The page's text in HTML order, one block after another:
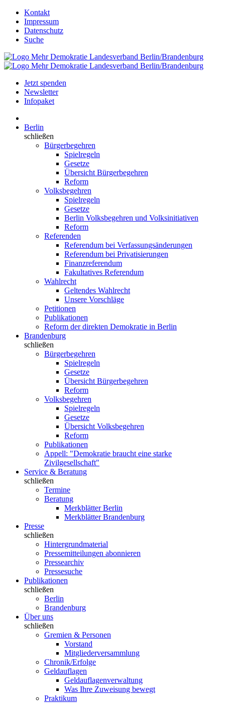
Kontakt
Impressum
Datenschutz
Suche
Jetzt spenden
Newsletter
Infopaket
Berlin
schließen
Bürgerbegehren
Spielregeln
Gesetze
Übersicht Bürgerbegehren
Reform
Volksbegehren
Spielregeln
Gesetze
Berlin Volksbegehren und Volksinitiativen
Reform
Referenden
Referendum bei Verfassungsänderungen
Referendum bei Privatisierungen
Finanzreferendum
Fakultatives Referendum
Wahlrecht
Geltendes Wahlrecht
Unsere Vorschläge
Petitionen
Publikationen
Reform der direkten Demokratie in Berlin
Brandenburg
schließen
Bürgerbegehren
Spielregeln
Gesetze
Übersicht Bürgerbegehren
Reform
Volksbegehren
Spielregeln
Gesetze
Übersicht Volksbegehren
Reform
Publikationen
Appell: "Demokratie braucht eine starke
Zivilgesellschaft"
Service & Beratung
schließen
Termine
Beratung
Merkblätter Berlin
Merkblätter Brandenburg
Presse
schließen
Hintergrundmaterial
Pressemitteilungen abonnieren
Pressearchiv
Pressesuche
Publikationen
schließen
Berlin
Brandenburg
Über uns
schließen
Gremien & Personen
Vorstand
Mitgliederversammlung
Chronik/Erfolge
Geldauflagen
Geldauflagenverwaltung
Was Ihre Zuweisung bewegt
Praktikum